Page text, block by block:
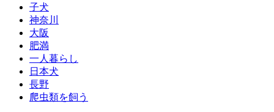
子犬
神奈川
大阪
肥満
一人暮らし
日本犬
長野
爬虫類を飼う